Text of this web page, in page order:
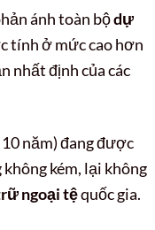
ánh toàn bộdự
tính ở mức cao hơn
nhất định của các
năm) đang được
kém, lại không
ngoại tệquốc gia.